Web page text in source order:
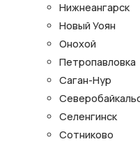
Нижнеангарск
Новый Уоян
Онохой
Петропавловка
Саган-Нур
Селенгинск
Сотниково